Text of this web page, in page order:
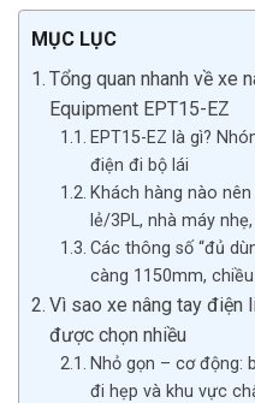
MỤC LỤC
Tổng quan nhanh về xe
Equipment EPT15-EZ
EPT15-EZ là gì?
điện đi bộ lái
Khách hàng nào
lẻ/3PL, nhà máy
Các thông số “đủ
càng 1150mm,
Vì sao xe nâng tay điện
được chọn nhiều
Nhỏ gọn – cơ động:
đi hẹp và khu vực